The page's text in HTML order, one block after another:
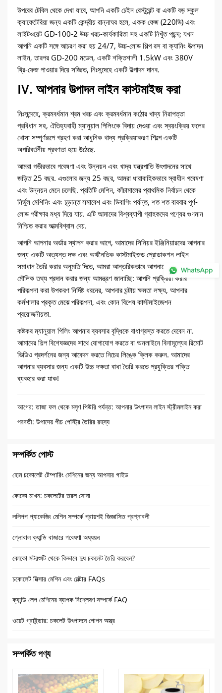
উপরের টেবিল থেকে দেখা যাবে, আপনি একটি চেইন রেস্টুরেন্ট বা একটি বড় স্কুল
ক্যাফেটেরিয়া জন্য একটি কেন্দ্রীয় রান্নাঘর হলে, একক ফেজ (220ভি) এবং
লাইটওয়েট GD-100-2 উচ্চ খরচ-কার্যকারিতা সহ একটি নিখুঁত পছন্দ; যখন
আপনি একটি সঙ্গে আচরণ করা হয় 24/7, উচ্চ-লোড শিল্প রস বা ক্যানিং উত্পাদন
লাইন, তারপর GD-200 মডেল, একটি শক্তিশালী 1.5kW এবং 380V
থ্রি-ফেজ পাওয়ার দিয়ে সজ্জিত, নিঃসন্দেহে একটি উত্পাদন দানব.
IV. আপনার উত্পাদন লাইন কাস্টমাইজ করা
নিঃসন্দেহে, ক্রমবর্ধমান শ্রম খরচ এবং ক্রমবর্ধমান কঠোর খাদ্য নিরাপত্তা
প্রবিধান সহ, ঐতিহ্যবাহী ম্যানুয়াল পিলিংকে বিদায় দেওয়া এবং স্বয়ংক্রিয় ফলের
খোসা সম্পূর্ণরূপে গ্রহণ করা আধুনিক খাদ্য প্রক্রিয়াকরণ শিল্পে একটি
অপরিবর্তনীয় প্রবণতা হয়ে উঠেছে.
আমরা গভীরভাবে গবেষণা এবং উন্নয়ন এবং খাদ্য যন্ত্রপাতি উৎপাদনের সাথে
জড়িত 25 বছর. এগুলোর জন্য 25 বছর, আমরা ধারাবাহিকভাবে স্বাধীন গবেষণা
এবং উন্নয়ন মেনে চলেছি. প্রতিটি মেশিন, কাঁচামালের প্রাথমিক নির্বাচন থেকে
নির্ভুল মেশিনিং এবং চূড়ান্ত সমাবেশ এবং ডিবাগিং পর্যন্ত, শত শত বারবার পূর্ণ-
লোড পরীক্ষার মধ্য দিয়ে যায়. এটি আমাদের বিশ্বব্যাপী গ্রাহকদের পণ্যের গুণমান
নিশ্চিত করার আত্মবিশ্বাস দেয়.
আপনি আপনার অর্ডার স্থাপন করার আগে, আমাদের সিনিয়র ইঞ্জিনিয়ারদের আপনার
জন্য একটি অত্যন্ত দক্ষ এবং অর্থনৈতিক কাস্টমাইজড প্রোডাকশন লাইন
সমাধান তৈরি করার অনুমতি দিতে, আমরা আন্তরিকভাবে আপনাকে নিম্নলিখিত
মৌলিক তথ্য প্রদান করার জন্য আমন্ত্রণ জানাচ্ছি: আপনি প্রক্রিয়া করার
পরিকল্পনা করা উপকরণ নির্দিষ্ট ধরনের, আপনার ঘন্টায় ক্ষমতা লক্ষ্য, আপনার
কর্মশালার প্রকৃত মেঝে পরিকল্পনা, এবং কোন বিশেষ কাস্টমাইজেশন
প্রয়োজনীয়তা.
কষ্টকর ম্যানুয়াল পিলিং আপনার ব্যবসার বৃদ্ধিকে বাধাগ্রস্ত করতে দেবেন না.
আমাদের শিল্প বিশেষজ্ঞদের সাথে যোগাযোগ করতে বা অনলাইনে বিনামূল্যের রিমোট
ভিডিও প্রদর্শনের জন্য আবেদন করতে নিচের লিঙ্কে ক্লিক করুন. আমাদের
আপনার ব্যবসার জন্য একটি উচ্চ দক্ষতা বাধা তৈরি করতে প্রযুক্তির শক্তি
ব্যবহার করা যাক!
আগের:তাজা ফল থেকে মসৃণ পিউরি পর্যন্ত: আপনার উৎপাদন লাইন স্ট্রীমলাইন করা
পরবর্তী: উপাদেয় পীচ পেস্ট্রি তৈরির রহস্য
সম্পর্কিত পোস্ট
হোম চকোলেট টেম্পারিং মেশিনের জন্য আপনার গাইড
কোকো মাখন: চকলেটের তরল সোনা
ললিপপ প্যাকেজিং মেশিন সম্পর্কে প্রায়শই জিজ্ঞাসিত প্রশ্নাবলী
গ্লোবাল ক্যান্ডি বাজারে গবেষণা অধ্যয়ন
কোকো মটরশুটি থেকে কিভাবে দুধ চকলেট তৈরি করবেন?
চকোলেট মিক্সার মেশিন এবং মেল্টার FAQs
ক্যান্ডি লেপ মেশিনের ব্যাপক বিশ্লেষণ সম্পর্কে FAQ
ওয়েট গ্রাইন্ডার: চকলেট উৎপাদনে গোপন অস্ত্র
সম্পর্কিত পণ্য